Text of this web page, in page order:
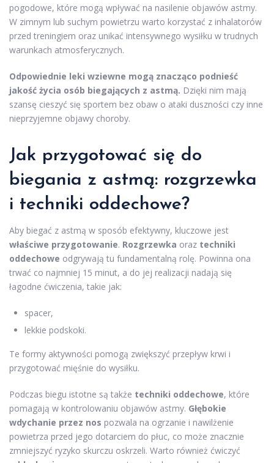
pogodowe, które mogą wpływać na nasilenie objawów astmy.
W zimnym lub suchym powietrzu warto korzystać z inhalatorów
przed treningiem oraz unikać intensywnego wysiłku w trudnych
warunkach atmosferycznych.
Odpowiednie leki wziewne mogą znacząco podnieść
jakość życia osób biegających z astmą. Dzięki nim mają
szansę cieszyć się sportem bez obaw o ataki duszności czy inne
nieprzyjemne objawy choroby.
Jak przygotować się do
biegania z astmą: rozgrzewka
i techniki oddechowe?
Aby biegać z astmą w sposób efektywny, kluczowe jest
właściwe przygotowanie. Rozgrzewka oraz techniki
oddechowe odgrywają tu fundamentalną rolę. Powinna ona
trwać co najmniej 15 minut, a do jej realizacji nadają się
łagodne ćwiczenia, takie jak:
spacer,
lekkie podskoki.
Te formy aktywności pomogą zwiększyć przepływ krwi i
przygotować mięśnie do wysiłku.
Podczas biegu istotne są także techniki oddechowe, które
pomagają w kontrolowaniu objawów astmy. Głębokie
wdychanie przez nos pozwala na ogrzanie i nawilżenie
powietrza przed jego dotarciem do płuc, co może znacznie
zmniejszyć ryzyko skurczu oskrzeli. Warto również ćwiczyć